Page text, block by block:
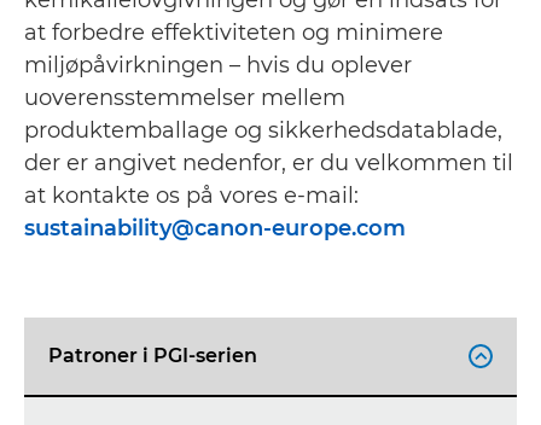
at forbedre effektiviteten og minimere
miljøpåvirkningen – hvis du oplever
uoverensstemmelser mellem
produktemballage og sikkerhedsdatablade,
der er angivet nedenfor, er du velkommen til
at kontakte os på vores e-mail:
sustainability@canon-europe.com
Patroner i PGI-serien 